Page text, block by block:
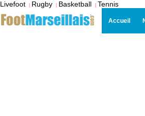
Livefoot | Rugby | Basketball | Tennis
Accueil